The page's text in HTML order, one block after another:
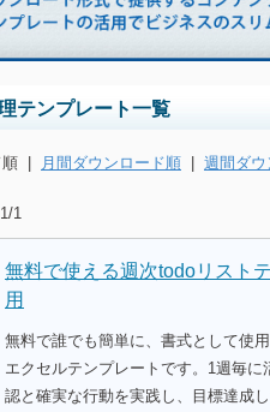
テンプレート一覧
| 月間ダウンロード順 | 週間ダ
1
無料で使える週次todoリスト
用
無料で誰でも簡単に、書式として使
エクセルテンプレートです。1週毎
認と確実な行動を実践し、目標達成